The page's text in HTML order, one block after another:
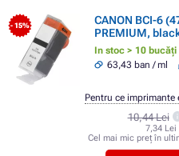
- 15%
CANON BCI-6
PREMIUM,
In stoc > 10 bucăți
63,43 ban / ml
10,44 Lei
7,34 Lei
Cel mai mic preț în
Pentru ce